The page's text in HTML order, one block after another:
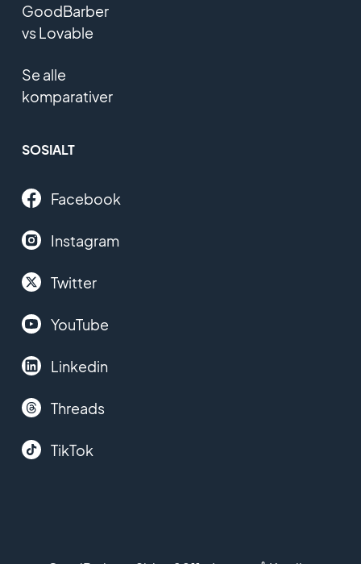
GoodBarber
vs Lovable
Se alle
komparativer
SOSIALT
Facebook
Instagram
Twitter
YouTube
Linkedin
Threads
TikTok